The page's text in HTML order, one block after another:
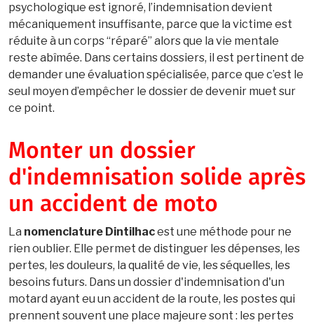
psychologique est ignoré, l’indemnisation devient
mécaniquement insuffisante, parce que la victime est
réduite à un corps “réparé” alors que la vie mentale
reste abîmée. Dans certains dossiers, il est pertinent de
demander une évaluation spécialisée, parce que c’est le
seul moyen d’empêcher le dossier de devenir muet sur
ce point.
Monter un dossier
d'indemnisation solide après
un accident de moto
La nomenclature Dintilhacest une méthode pour ne
rien oublier. Elle permet de distinguer les dépenses, les
pertes, les douleurs, la qualité de vie, les séquelles, les
besoins futurs. Dans un dossier d'indemnisation d'un
motard ayant eu un accident de la route, les postes qui
prennent souvent une place majeure sont : les pertes